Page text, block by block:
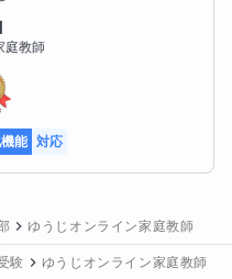
庭教師
能 対応
ゆうじオンライン家庭教師
験 ゆうじオンライン家庭教師